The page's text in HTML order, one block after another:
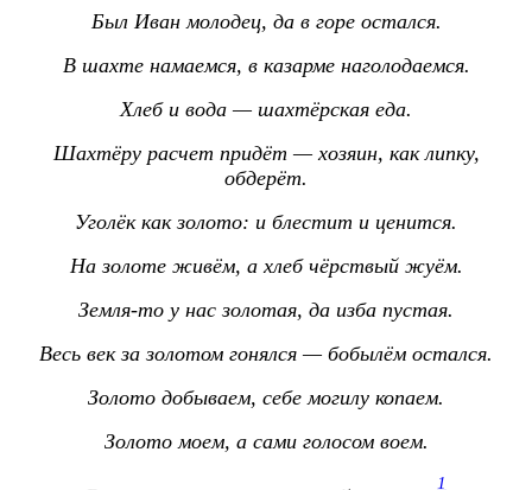
Был Иван молодец, да в горе остался.
В шахте намаемся, в казарме наголодаемся.
Хлеб и вода — шахтёрская еда.
Шахтёру расчет придёт — хозяин, как липку,
обдерёт.
Уголёк как золото: и блестит и ценится.
На золоте живём, а хлеб чёрствый жуём.
Земля-то у нас золотая, да изба пустая.
Весь век за золотом гонялся — бобылём остался.
Золото добываем, себе могилу копаем.
Золото моем, а сами голосом воем.
1